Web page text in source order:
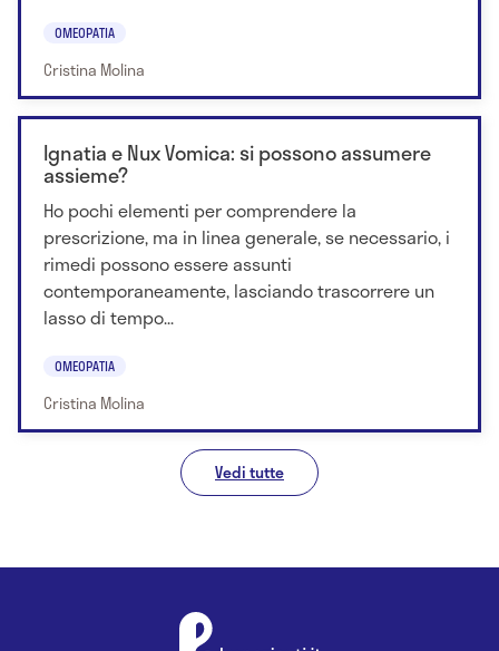
OMEOPATIA
Cristina Molina
Ignatia e Nux Vomica: si possono assumere
assieme?
Ho pochi elementi per comprendere la
prescrizione, ma in linea generale, se necessario, i
rimedi possono essere assunti
contemporaneamente, lasciando trascorrere un
lasso di tempo...
OMEOPATIA
Cristina Molina
Vedi tutte